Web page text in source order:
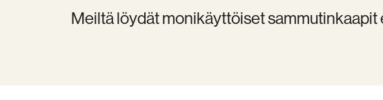
Meiltä löydät monikäyttöiset sammutinkaapit